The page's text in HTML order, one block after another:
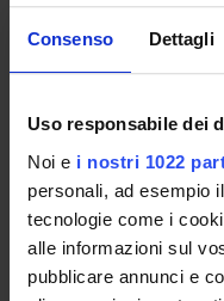
Consenso Dettagli
Uso responsabile dei
Noi e i nostri 1022
personali, ad esempio
tecnologie come i
alle informazioni sul
pubblicare annunci e
Foreign language B2
2° Year It will
MODULES